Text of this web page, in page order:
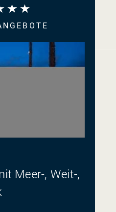
Meer-, Weit-,